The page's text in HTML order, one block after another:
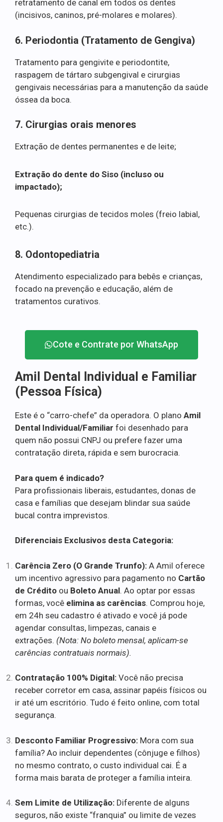
retratamento de canal em todos os dentes
(incisivos, caninos, pré-molares e molares).
6. Periodontia (Tratamento de Gengiva)
Tratamento para gengivite e periodontite,
raspagem de tártaro subgengival e cirurgias
gengivais necessárias para a manutenção da saúde
óssea da boca.
7. Cirurgias orais menores
Extração de dentes permanentes e de leite;
Extração do dente do Siso (incluso ou
impactado);
Pequenas cirurgias de tecidos moles (freio labial,
etc.).
8. Odontopediatria
Atendimento especializado para bebês e crianças,
focado na prevenção e educação, além de
tratamentos curativos.
Cote e Contrate por WhatsApp
Amil Dental Individual e Familiar
(Pessoa Física)
Este é o “carro-chefe” da operadora. O plano Amil
Dental Individual/Familiar foi desenhado para
quem não possui CNPJ ou prefere fazer uma
contratação direta, rápida e sem burocracia.
Para quem é indicado?
Para profissionais liberais, estudantes, donas de
casa e famílias que desejam blindar sua saúde
bucal contra imprevistos.
Diferenciais Exclusivos desta Categoria:
Carência Zero (O Grande Trunfo): A Amil oferece
um incentivo agressivo para pagamento no Cartão
de Crédito ou Boleto Anual. Ao optar por essas
formas, você elimina as carências. Comprou hoje,
em 24h seu cadastro é ativado e você já pode
agendar consultas, limpezas, canais e
extrações. (Nota: No boleto mensal, aplicam-se
carências contratuais normais).
Contratação 100% Digital: Você não precisa
receber corretor em casa, assinar papéis físicos ou
ir até um escritório. Tudo é feito online, com total
segurança.
Desconto Familiar Progressivo: Mora com sua
família? Ao incluir dependentes (cônjuge e filhos)
no mesmo contrato, o custo individual cai. É a
forma mais barata de proteger a família inteira.
Sem Limite de Utilização: Diferente de alguns
seguros, não existe “franquia” ou limite de vezes